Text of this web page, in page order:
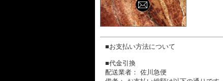
■お支払い方法について
■代金引換
配送業者： 佐川急便